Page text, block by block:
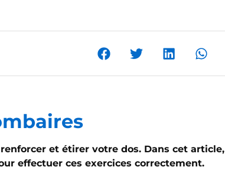
et étirer votre dos. Dans cet article,
effectuer ces exercices correctement.